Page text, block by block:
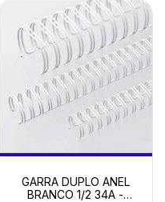
GARRA DUPLO ANEL
BRANCO 1/2 34A -